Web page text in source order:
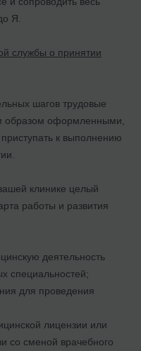
Я.
службы о принятии
шагов трудовые
образом оформленными,
к выполнению
клинике целый
работы и развития
деятельность
специальностей;
для проведения
лицензии или
со сменой врачебного